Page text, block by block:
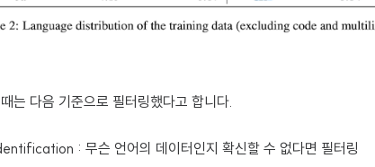
는 다음 기준으로 필터링했다고 합니다.
: 무슨 언어의 데이터인지 확신할 수 없다면 필터링